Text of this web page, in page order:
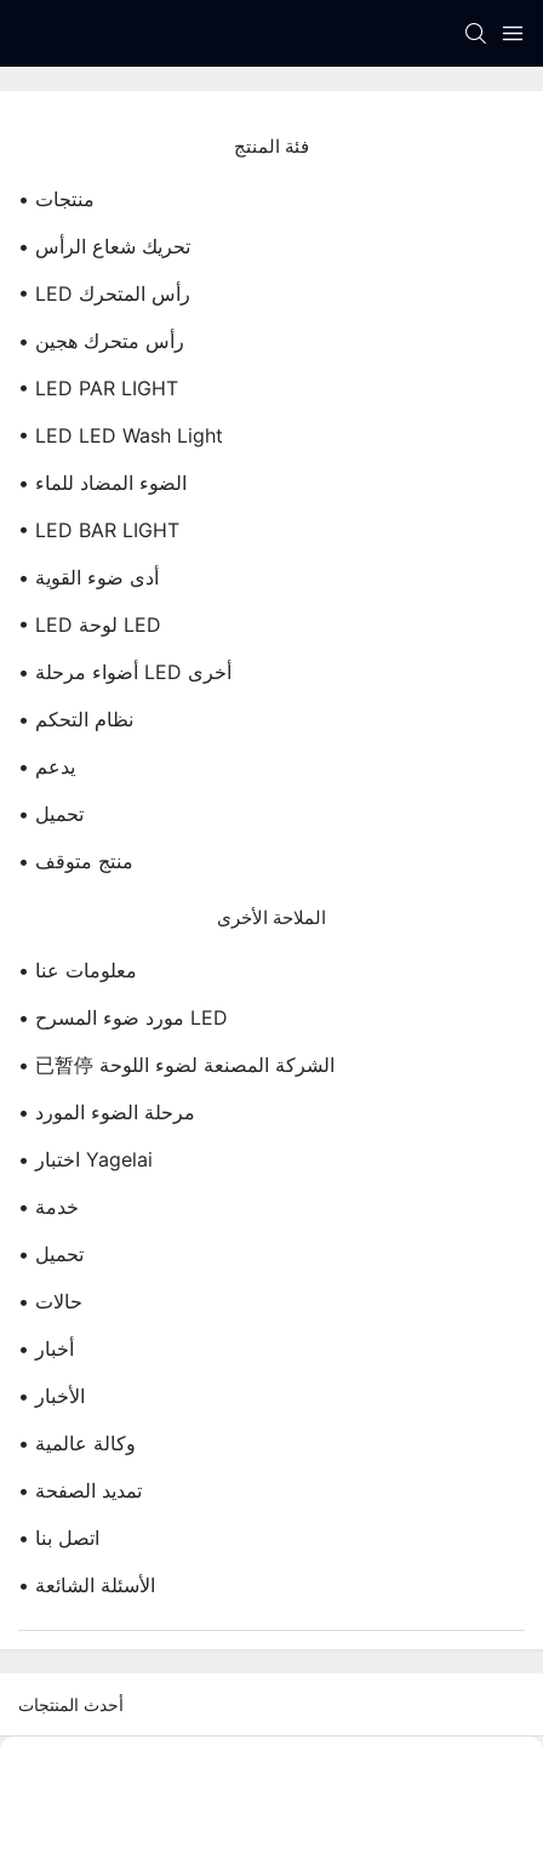
فئة المنتج
• منتجات
• تحريك شعاع الرأس
• LED رأس المتحرك
• رأس متحرك هجين
• LED PAR LIGHT
• LED LED Wash Light
• الضوء المضاد للماء
• LED BAR LIGHT
• أدى ضوء القوية
• LED لوحة LED
• أضواء مرحلة LED أخرى
• نظام التحكم
• يدعم
• تحميل
• منتج متوقف
الملاحة الأخرى
• معلومات عنا
• مورد ضوء المسرح LED
• 已暂停 الشركة المصنعة لضوء اللوحة
• مرحلة الضوء المورد
• اختبار Yagelai
• خدمة
• تحميل
• حالات
• أخبار
• الأخبار
• وكالة عالمية
• تمديد الصفحة
• اتصل بنا
• الأسئلة الشائعة
أحدث المنتجات